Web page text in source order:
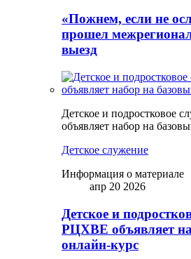
«Пожнем, если не
прошел
выезд
Детское и подростковое
объявляет набор на
Детское служение
Информация о материале
апр 20 2026
Детское и
РЦХВЕ объявляет
онлайн-курс